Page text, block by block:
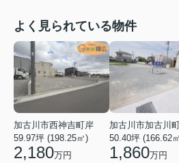
よく見られている物件
加古川市西神吉町岸
59.97坪 (198.25㎡)
2,180万円
加古川市加古川
50.40坪 (166.62
1,860万円